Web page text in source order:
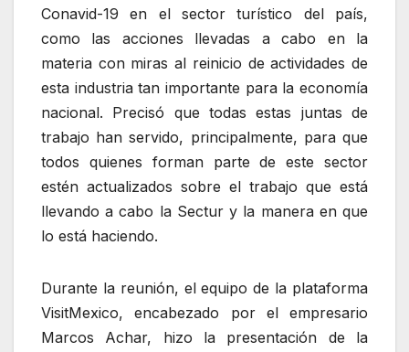
Conavid-19 en el sector turístico del país,
como las acciones llevadas a cabo en la
materia con miras al reinicio de actividades de
esta industria tan importante para la economía
nacional. Precisó que todas estas juntas de
trabajo han servido, principalmente, para que
todos quienes forman parte de este sector
estén actualizados sobre el trabajo que está
llevando a cabo la Sectur y la manera en que
lo está haciendo.
Durante la reunión, el equipo de la plataforma
VisitMexico, encabezado por el empresario
Marcos Achar, hizo la presentación de la